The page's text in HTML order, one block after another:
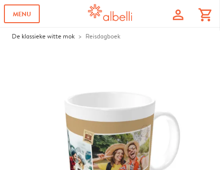
MENU profile shopping_cart
De klassieke witte mok Reisdagboek